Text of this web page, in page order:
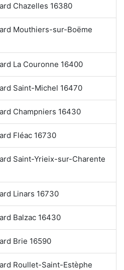
Chazelles 16380
Mouthiers-sur-Boëme
La Couronne 16400
Saint-Michel 16470
Champniers 16430
Fléac 16730
Saint-Yrieix-sur-Charente
Linars 16730
Balzac 16430
Brie 16590
Roullet-Saint-Estèphe